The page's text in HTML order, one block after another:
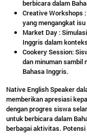
berbicara dalam
Creative Workshops
yang mengangkat
Market Day :
Inggris dalam
Cookery Session:
dan minuman sambil
Bahasa Inggris.
Native English Speaker
memberikan apresiasi
dengan progres siswa
untuk berbicara dalam
berbagai aktivitas. Potensi